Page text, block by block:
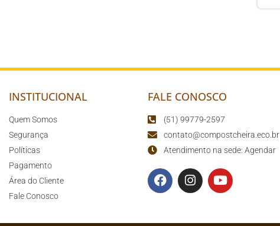
INSTITUCIONAL
Quem Somos
Segurança
Políticas
Pagamento
Área do Cliente
Fale Conosco
FALE CONOSCO
(51) 99779-2597
contato@compostcheira.eco.br
Atendimento na sede: Agendar